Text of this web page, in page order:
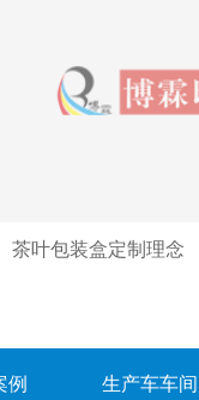
茶叶包装盒定制理念
例 生产车车间